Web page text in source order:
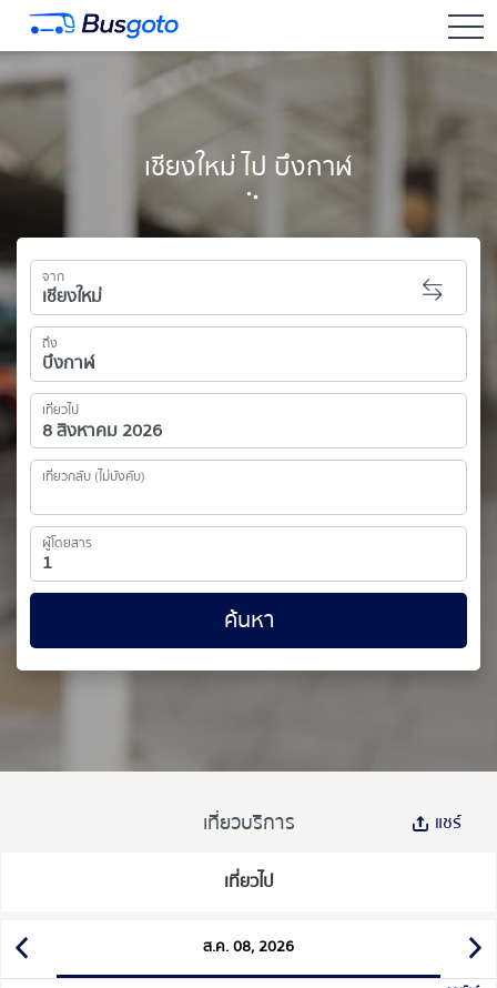
เชียงใหม่ ไป บึงกาฬ
จาก
ถึง
เที่ยวไป
เที่ยวกลับ (ไม่บังคับ)
ผู้โดยสาร
ค้นหา
เที่ยวบริการ แชร์
เที่ยวไป
ส.ค. 08, 2026